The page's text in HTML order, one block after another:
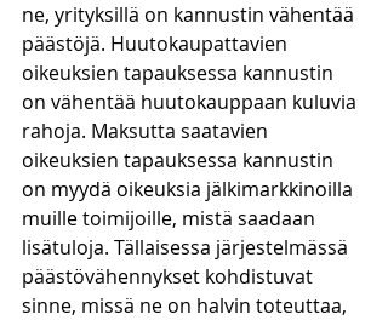
ne, yrityksillä on kannustin vähentää
päästöjä. Huutokaupattavien
oikeuksien tapauksessa kannustin
on vähentää huutokauppaan kuluvia
rahoja. Maksutta saatavien
oikeuksien tapauksessa kannustin
on myydä oikeuksia jälkimarkkinoilla
muille toimijoille, mistä saadaan
lisätuloja. Tällaisessa järjestelmässä
päästövähennykset kohdistuvat
sinne, missä ne on halvin toteuttaa,